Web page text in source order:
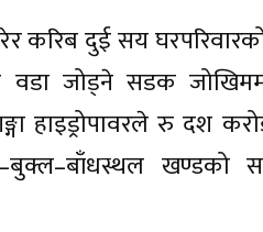
करिब दुई सय
वडा जोड्ने सडक
हाइड्रोपावरले रु दश
खण्डको